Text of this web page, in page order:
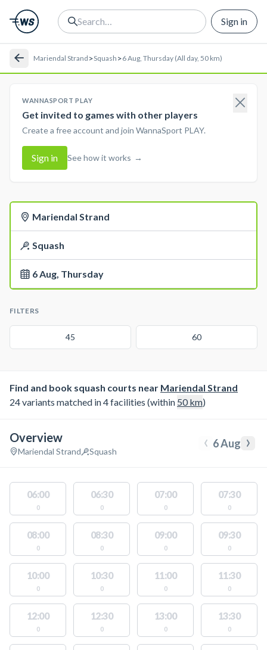
Sign in
Mariendal Strand >Squash >6 Aug, Thursday (All day, 50 km)
WANNASPORT PLAY
Get invited to games with other players
Create a free account and join WannaSport PLAY.
Sign in See how it works →
Mariendal Strand
Squash
6 Aug, Thursday
FILTERS
45 60
Find and book squash courts near Mariendal Strand
24 variants matched in 4 facilities (within 50km)
Overview
Mariendal Strand Squash ‹ 6 Aug ›
06:00
0
06:30
0
07:00
0
07:30
0
08:00
0
08:30
0
09:00
0
09:30
0
10:00
0
10:30
0
11:00
0
11:30
0
12:00
0
12:30
0
13:00
0
13:30
0